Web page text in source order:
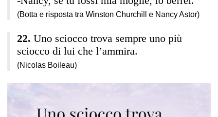
(Botta e risposta tra Winston Churchill e Nancy Astor)
Uno sciocco trova sempre uno più
sciocco di lui che l’ammira.
(Nicolas Boileau)